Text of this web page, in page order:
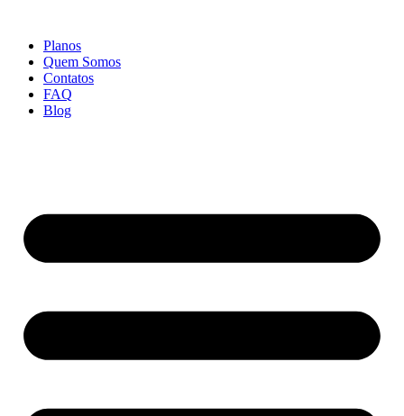
conteúdo
Planos
Quem Somos
Contatos
FAQ
Blog